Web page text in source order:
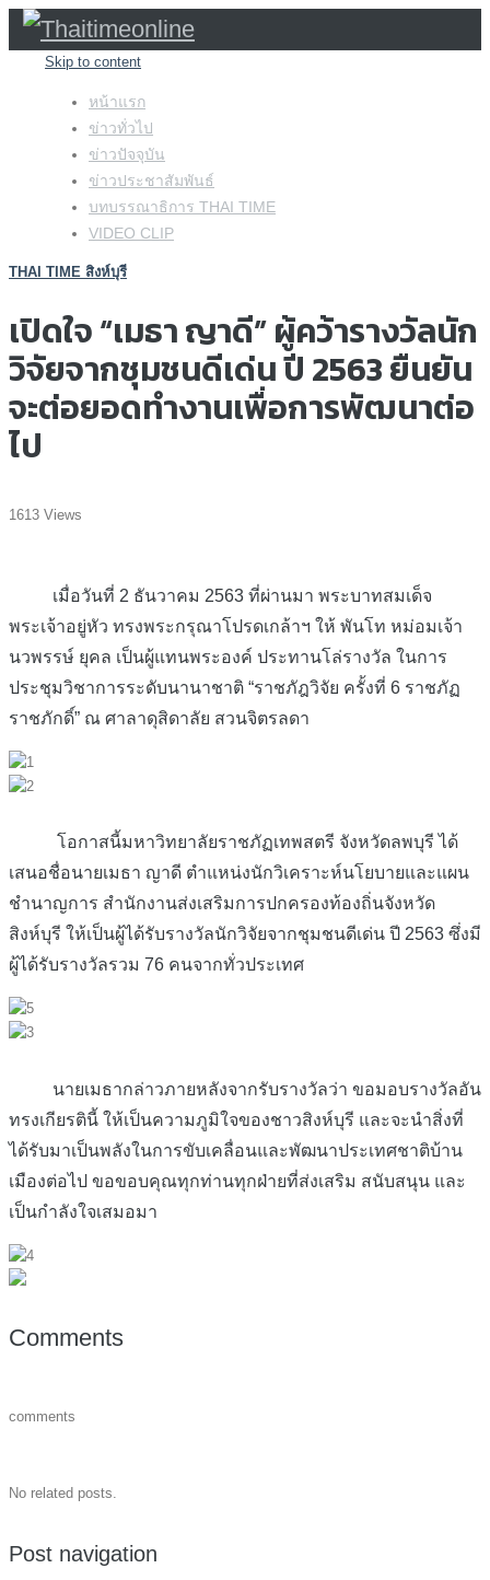
Skip to content
หน้าแรก
ข่าวทั่วไป
ข่าวปัจจุบัน
ข่าวประชาสัมพันธ์
บทบรรณาธิการ THAI TIME
VIDEO CLIP
THAI TIME สิงห์บุรี
เปิดใจ “เมธา ญาดี” ผู้คว้ารางวัลนัก
วิจัยจากชุมชนดีเด่น ปี 2563 ยืนยัน
จะต่อยอดทำงานเพื่อการพัฒนาต่อ
ไป
1613 Views
เมื่อวันที่ 2 ธันวาคม 2563 ที่ผ่านมา พระบาทสมเด็จ
พระเจ้าอยู่หัว ทรงพระกรุณาโปรดเกล้าฯ ให้ พันโท หม่อมเจ้า
นวพรรษ์ ยุคล เป็นผู้แทนพระองค์ ประทานโล่รางวัล ในการ
ประชุมวิชาการระดับนานาชาติ “ราชภัฎวิจัย ครั้งที่ 6 ราชภัฏ
ราชภักดิ์” ณ ศาลาดุสิดาลัย สวนจิตรลดา
โอกาสนี้มหาวิทยาลัยราชภัฏเทพสตรี จังหวัดลพบุรี ได้
เสนอชื่อนายเมธา ญาดี ตำแหน่งนักวิเคราะห์นโยบายและแผน
ชำนาญการ สำนักงานส่งเสริมการปกครองท้องถิ่นจังหวัด
สิงห์บุรี ให้เป็นผู้ได้รับรางวัลนักวิจัยจากชุมชนดีเด่น ปี 2563 ซึ่งมี
ผู้ได้รับรางวัลรวม 76 คนจากทั่วประเทศ
นายเมธากล่าวภายหลังจากรับรางวัลว่า ขอมอบรางวัลอัน
ทรงเกียรตินี้ ให้เป็นความภูมิใจของชาวสิงห์บุรี และจะนำสิ่งที่
ได้รับมาเป็นพลังในการขับเคลื่อนและพัฒนาประเทศชาติบ้าน
เมืองต่อไป ขอขอบคุณทุกท่านทุกฝ่ายที่ส่งเสริม สนับสนุน และ
เป็นกำลังใจเสมอมา
Comments
comments
No related posts.
Post navigation